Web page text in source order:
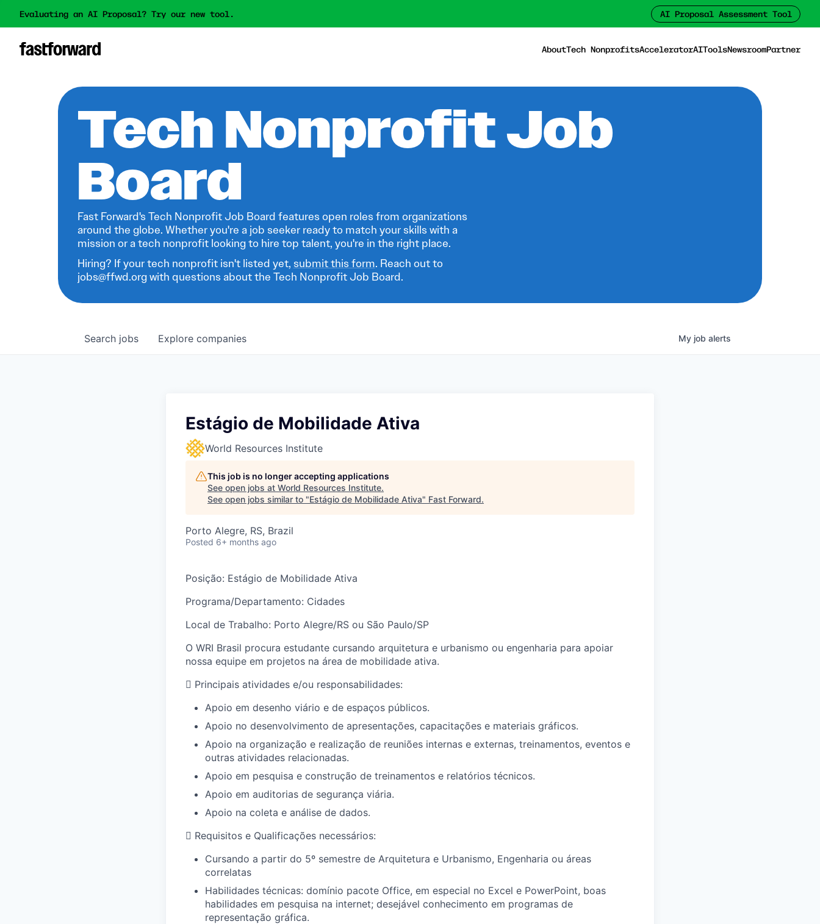
Evaluating an AI Proposal? Try our new tool. AI Proposal Assessment Tool
AboutTech NonprofitsAcceleratorAIToolsNewsroomPartner
Tech Nonprofit Job
Board
Fast Forward's Tech Nonprofit Job Board features open roles from organizations
around the globe. Whether you're a job seeker ready to match your skills with a
mission or a tech nonprofit looking to hire top talent, you're in the right place.
Hiring? If your tech nonprofit isn't listed yet, submit this form. Reach out to
jobs@ffwd.org with questions about the Tech Nonprofit Job Board.
Search jobs Explore companies My job alerts
Estágio de Mobilidade Ativa
World Resources Institute
This job is no longer accepting applications
See open jobs at World Resources Institute.
See open jobs similar to "Estágio de Mobilidade Ativa" Fast Forward.
Porto Alegre, RS, Brazil
Posted 6+ months ago
Posição: Estágio de Mobilidade Ativa
Programa/Departamento: Cidades
Local de Trabalho: Porto Alegre/RS ou São Paulo/SP
O WRI Brasil procura estudante cursando arquitetura e urbanismo ou engenharia para apoiar
nossa equipe em projetos na área de mobilidade ativa.
 Principais atividades e/ou responsabilidades:
Apoio em desenho viário e de espaços públicos.
Apoio no desenvolvimento de apresentações, capacitações e materiais gráficos.
Apoio na organização e realização de reuniões internas e externas, treinamentos, eventos e
outras atividades relacionadas.
Apoio em pesquisa e construção de treinamentos e relatórios técnicos.
Apoio em auditorias de segurança viária.
Apoio na coleta e análise de dados.
 Requisitos e Qualificações necessários:
Cursando a partir do 5º semestre de Arquitetura e Urbanismo, Engenharia ou áreas
correlatas
Habilidades técnicas: domínio pacote Office, em especial no Excel e PowerPoint, boas
habilidades em pesquisa na internet; desejável conhecimento em programas de
representação gráfica.